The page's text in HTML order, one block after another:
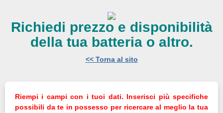
Richiedi prezzo e disponibilità
della tua batteria o altro.
<< Torna al sito
Riempi i campi con i tuoi dati. Inserisci più specifiche
possibili da te in possesso per ricercare al meglio la tua